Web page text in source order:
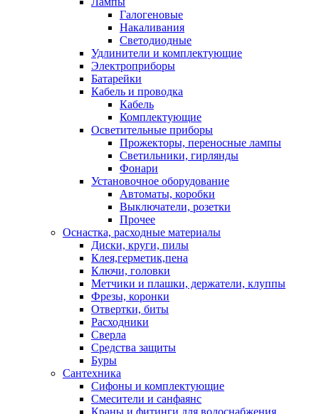
Галогеновые
Накаливания
Светодиодные
Удлинители и комплектующие
Электроприборы
Батарейки
Кабель и проводка
Кабель
Комплектующие
Осветительные приборы
Прожекторы, переносные лампы
Светильники, гирлянды
Фонари
Установочное оборудование
Автоматы, коробки
Выключатели, розетки
Прочее
Оснастка, расходные материалы
Диски, круги, пилы
Клея,герметик,пена
Ключи, головки
Метчики и плашки, держатели, клуппы
Фрезы, коронки
Отвертки, биты
Расходники
Сверла
Средства защиты
Буры
Сантехника
Сифоны и комплектующие
Смесители и санфаянс
Краны и фитинги для водоснабжения